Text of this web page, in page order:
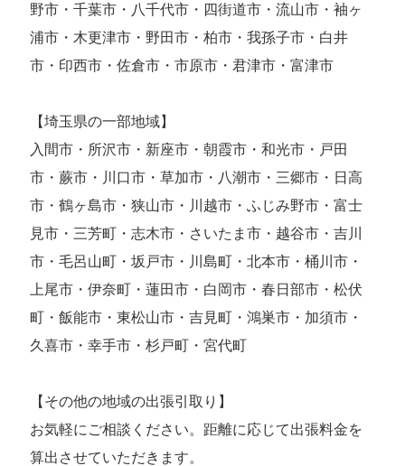
野市・千葉市・八千代市・四街道市・流山市・袖ヶ
浦市・木更津市・野田市・柏市・我孫子市・白井
市・印西市・佐倉市・市原市・君津市・富津市
【埼玉県の一部地域】
入間市・所沢市・新座市・朝霞市・和光市・戸田
市・蕨市・川口市・草加市・八潮市・三郷市・日高
市・鶴ヶ島市・狭山市・川越市・ふじみ野市・富士
見市・三芳町・志木市・さいたま市・越谷市・吉川
市・毛呂山町・坂戸市・川島町・北本市・桶川市・
上尾市・伊奈町・蓮田市・白岡市・春日部市・松伏
町・飯能市・東松山市・吉見町・鴻巣市・加須市・
久喜市・幸手市・杉戸町・宮代町
【その他の地域の出張引取り】
お気軽にご相談ください。距離に応じて出張料金を
算出させていただきます。